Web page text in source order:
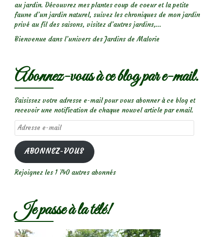
au jardin. Découvrez mes plantes coup de coeur et la petite
faune d’un jardin naturel, suivez les chroniques de mon jardin
privé au fil des saisons, visitez d’autres jardins,...
Bienvenue dans l’univers des Jardins de Malorie
Abonnez-vous à ce blog par e-mail.
Saisissez votre adresse e-mail pour vous abonner à ce blog et
recevoir une notification de chaque nouvel article par email.
Adresse
e-
mail
ABONNEZ-VOUS
Rejoignez les 1 740 autres abonnés
Je passe à la télé!